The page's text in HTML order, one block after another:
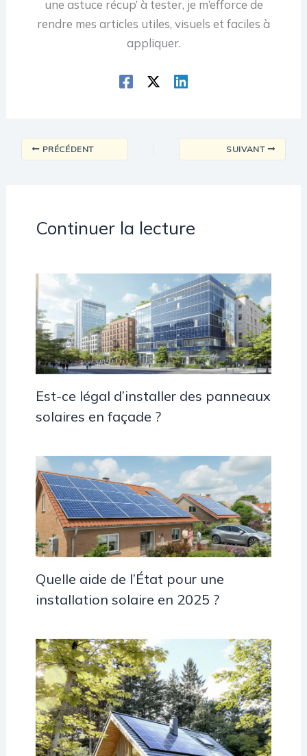
une astuce récup’ à tester, je m’efforce de
rendre mes articles utiles, visuels et faciles à
appliquer.
PRÉCÉDENT SUIVANT
Continuer la lecture
Est-ce légal d’installer des panneaux
solaires en façade ?
Quelle aide de l’État pour une
installation solaire en 2025 ?